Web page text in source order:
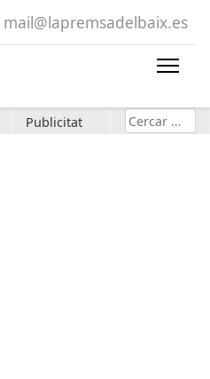
mail@lapremsadelbaix.es
Publicitat Cerca